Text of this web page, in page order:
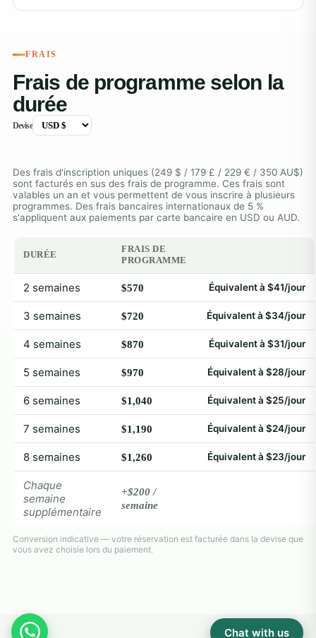
FRAIS
Frais de programme selon la
durée
Devise
Des frais d'inscription uniques (249 $ / 179 £ / 229 € / 350 AU$)
sont facturés en sus des frais de programme. Ces frais sont
valables un an et vous permettent de vous inscrire à plusieurs
programmes. Des frais bancaires internationaux de 5 %
s'appliquent aux paiements par carte bancaire en USD ou AUD.
DURÉE
FRAIS DE
PROGRAMME
2 semaines $570 Équivalent à $41/jour
3 semaines $720 Équivalent à $34/jour
4 semaines $870 Équivalent à $31/jour
5 semaines $970 Équivalent à $28/jour
6 semaines $1,040 Équivalent à $25/jour
7 semaines $1,190 Équivalent à $24/jour
8 semaines $1,260 Équivalent à $23/jour
Chaque
semaine
supplémentaire
+$200 /
semaine
Conversion indicative — votre réservation est facturée dans la devise que
vous avez choisie lors du paiement.
Chat with us